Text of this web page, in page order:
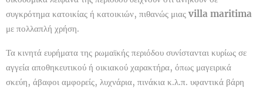
συγκρότημα κατοικίας ή κατοικιών, πιθανώς μιας villa maritima
με πολλαπλή χρήση.
Τα κινητά ευρήματα της ρωμαϊκής περιόδου συνίστανται κυρίως σε
αγγεία αποθηκευτικού ή οικιακού χαρακτήρα, όπως μαγειρικά
σκεύη, άβαφοι αμφορείς, λυχνάρια, πινάκια κ.λ.π. υφαντικά βάρη